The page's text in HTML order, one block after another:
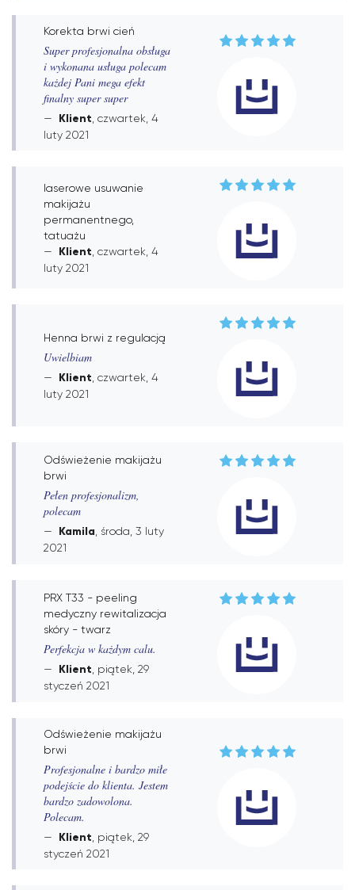
Korekta brwi cień
Super profesjonalna obsługa
i wykonana usługa polecam
każdej Pani mega efekt
finalny super super
Klient , czwartek, 4
luty 2021
laserowe usuwanie
makijażu
permanentnego,
tatuażu
Klient , czwartek, 4
luty 2021
Henna brwi z regulacją
Uwielbiam
Klient , czwartek, 4
luty 2021
Odświeżenie makijażu
brwi
Pełen profesjonalizm,
polecam
Kamila , środa, 3 luty
2021
PRX T33 - peeling
medyczny rewitalizacja
skóry - twarz
Perfekcja w każdym calu.
Klient , piątek, 29
styczeń 2021
Odświeżenie makijażu
brwi
Profesjonalne i bardzo miłe
podejście do klienta. Jestem
bardzo zadowolona.
Polecam.
Klient , piątek, 29
styczeń 2021